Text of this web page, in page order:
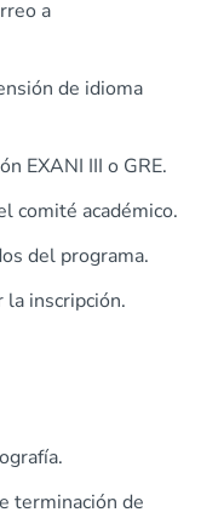
a
de idioma
EXANI III o GRE.
comité académico.
del programa.
la inscripción.
terminación de